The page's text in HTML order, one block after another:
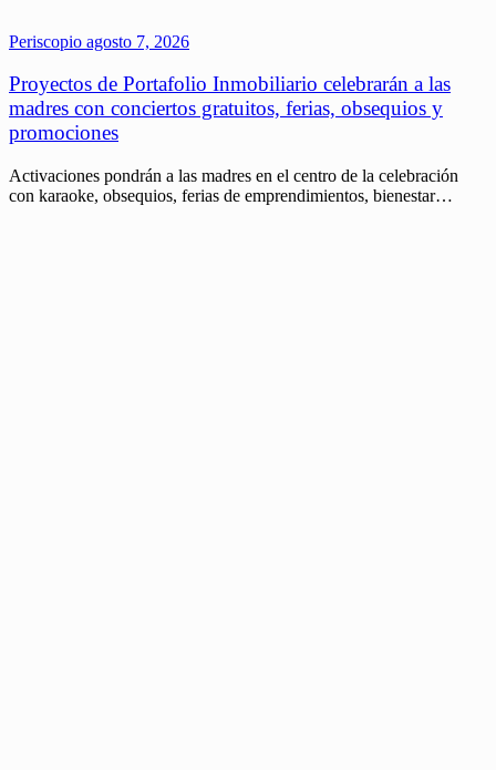
Periscopio agosto 7, 2026
Proyectos de Portafolio Inmobiliario celebrarán a las
madres con conciertos gratuitos, ferias, obsequios y
promociones
Activaciones pondrán a las madres en el centro de la celebración
con karaoke, obsequios, ferias de emprendimientos, bienestar…